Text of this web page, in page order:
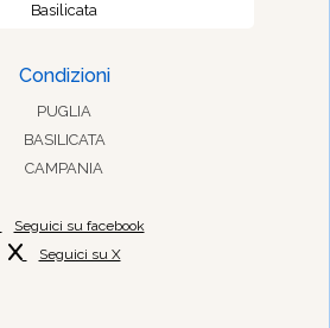
Basilicata
Condizioni
PUGLIA
BASILICATA
CAMPANIA
Seguici su facebook
Seguici su X